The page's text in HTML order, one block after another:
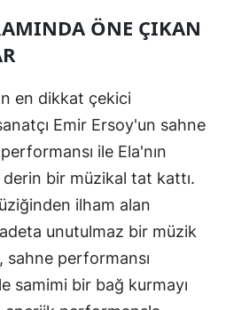
ÖNE ÇIKAN
en dikkat çekici
Emir Ersoy'un sahne
ile Ela'nın
bir müzikal tat kattı.
ilham alan
unutulmaz bir müzik
sahne performansı
samimi bir bağ kurmayı